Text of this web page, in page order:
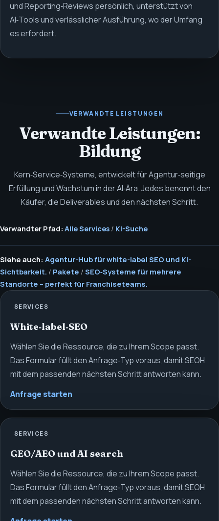
und Reporting‑Reviews persönlich, unterstützt von
AI‑Tools und verlässlicher Ausführung, wo der Umfang
es erfordert.
VERWANDTE LEISTUNGEN
Verwandte Leistungen:
Bildung
Kern‑Service‑Systeme, entwickelt für Agentur‑seitige
Erfüllung und Wachstum in der AI‑Ära. Jedes benennt den
Käufer, die Deliverables und den nächsten Schritt.
Verwandter Pfad: Alle Services / KI-Suche
Siehe auch: Agentur-Hub für white-label SEO und KI-
Sichtbarkeit. / Pakete / SEO‑Systeme für mehrere
Standorte – perfekt für Franchiseteams.
SERVICES
White‑label‑SEO
Wählen Sie die Ressource, die zu Ihrem Scope passt.
Das Formular füllt den Anfrage‑Typ voraus, damit SEOH
mit dem passenden nächsten Schritt antworten kann.
Anfrage starten
SERVICES
GEO/AEO und AI search
Wählen Sie die Ressource, die zu Ihrem Scope passt.
Das Formular füllt den Anfrage‑Typ voraus, damit SEOH
mit dem passenden nächsten Schritt antworten kann.